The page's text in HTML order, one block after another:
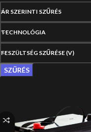
ÁR SZERINTI SZŰRÉS
TECHNOLÓGIA
FESZÜLTSÉG SZŰRÉSE (V)
SZŰRÉS